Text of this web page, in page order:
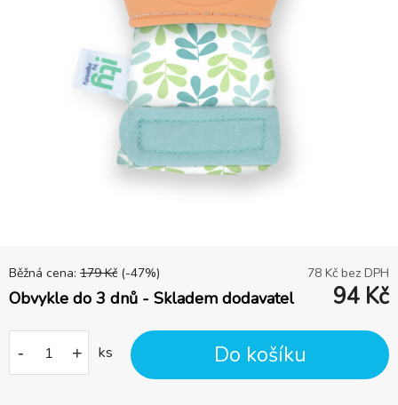
Běžná cena: 179 Kč (-47%) 78 Kč bez DPH
Obvykle do 3 dnů - Skladem dodavatel 94 Kč
- + ks Do košíku